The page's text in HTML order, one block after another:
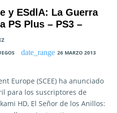
y ESdlA: La Guerra
PS Plus – PS3 –
26 MARZO 2013
Europe (SCEE) ha anunciado
para los suscriptores de
HD, El Señor de los Anillos: